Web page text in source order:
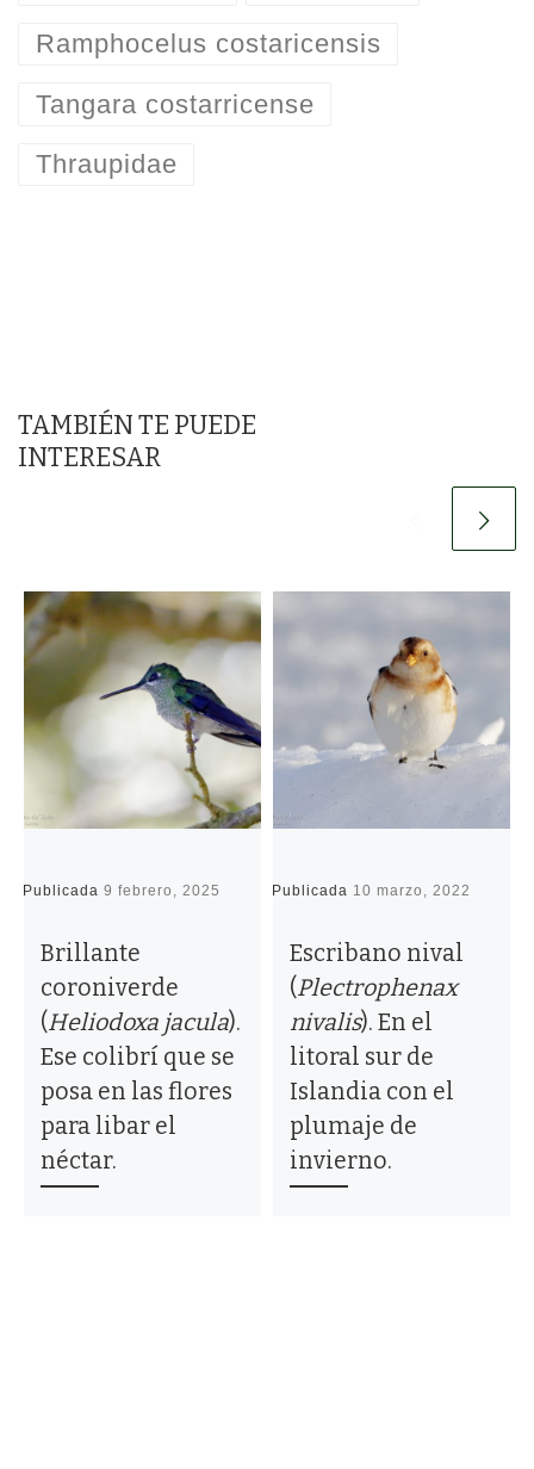
Ramphocelus costaricensis
Tangara costarricense
Thraupidae
TAMBIÉN TE PUEDE
INTERESAR
Publicada9 febrero, 2025
Brillante
coroniverde
(Heliodoxa jacula).
Ese colibrí que se
posa en las flores
para libar el
néctar.
Publicada 10 marzo, 2022
Escribano nival
(Plectrophenax
nivalis). En el
litoral sur de
Islandia con el
plumaje de
invierno.